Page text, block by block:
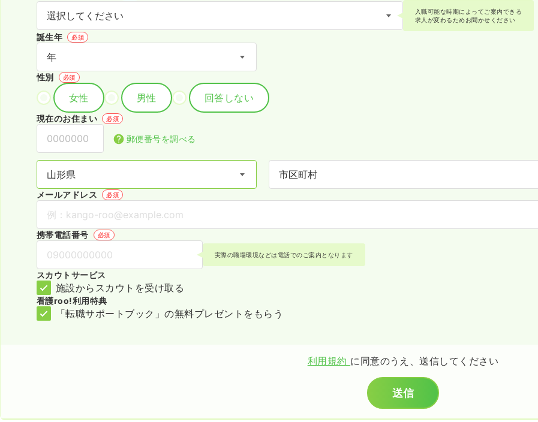
入職可能な時期によってご案内できる
求人が変わるためお聞かせください
誕生年 必須
性別 必須
女性 男性 回答しない
現在のお住まい 必須
郵便番号を調べる
メールアドレス 必須
携帯電話番号 必須
実際の職場環境などは電話でのご案内となります
スカウトサービス
施設からスカウトを受け取る
看護roo!利用特典
「転職サポートブック」の無料プレゼントをもらう
利用規約 に同意のうえ、送信してください
送信